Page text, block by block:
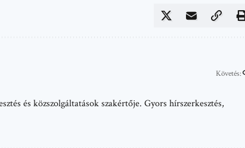
Követés:
és közszolgáltatások szakértője. Gyors hírszerkesztés,